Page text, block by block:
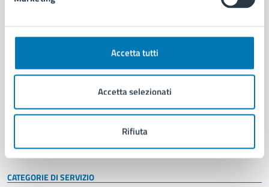
Accetta tutti
Accetta selezionati
Rifiuta
AMMINISTRAZIONE
Organi di governo
Enti e fondazioni
Personale amministrativo
Intranet, posta aziendale e protocollo
CATEGORIE DI SERVIZIO